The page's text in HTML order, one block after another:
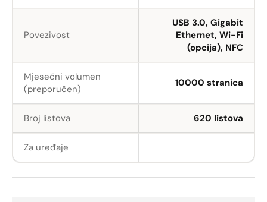
Povezivost
USB 3.0, Gigabit
Ethernet, Wi-Fi
(opcija), NFC
Mjesečni volumen
(preporučen)
10000 stranica
Broj listova 620 listova
Za uređaje